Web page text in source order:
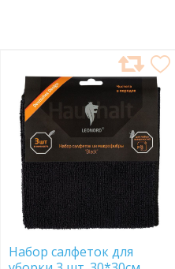
ДОБАВИТЬ
ИЗБРАННОЕ
Набор салфеток для